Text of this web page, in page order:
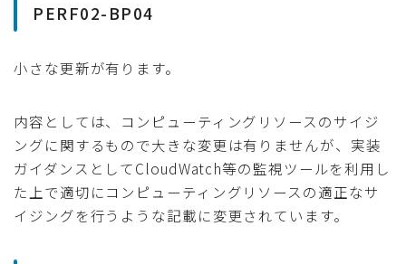
PERF02-BP04
小さな更新が有ります。
内容としては、コンピューティングリソースのサイジ
ングに関するもので大きな変更は有りませんが、実装
ガイダンスとしてCloudWatch等の監視ツールを利用し
た上で適切にコンピューティングリソースの適正なサ
イジングを行うような記載に変更されています。